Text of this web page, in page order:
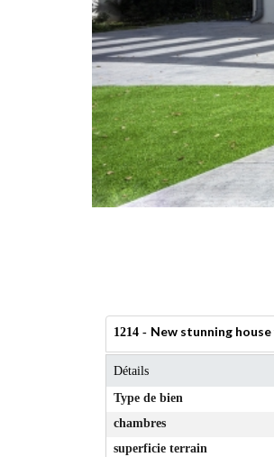
1214 - New stunning
Détails
Type de bien
chambres
superficie terrain